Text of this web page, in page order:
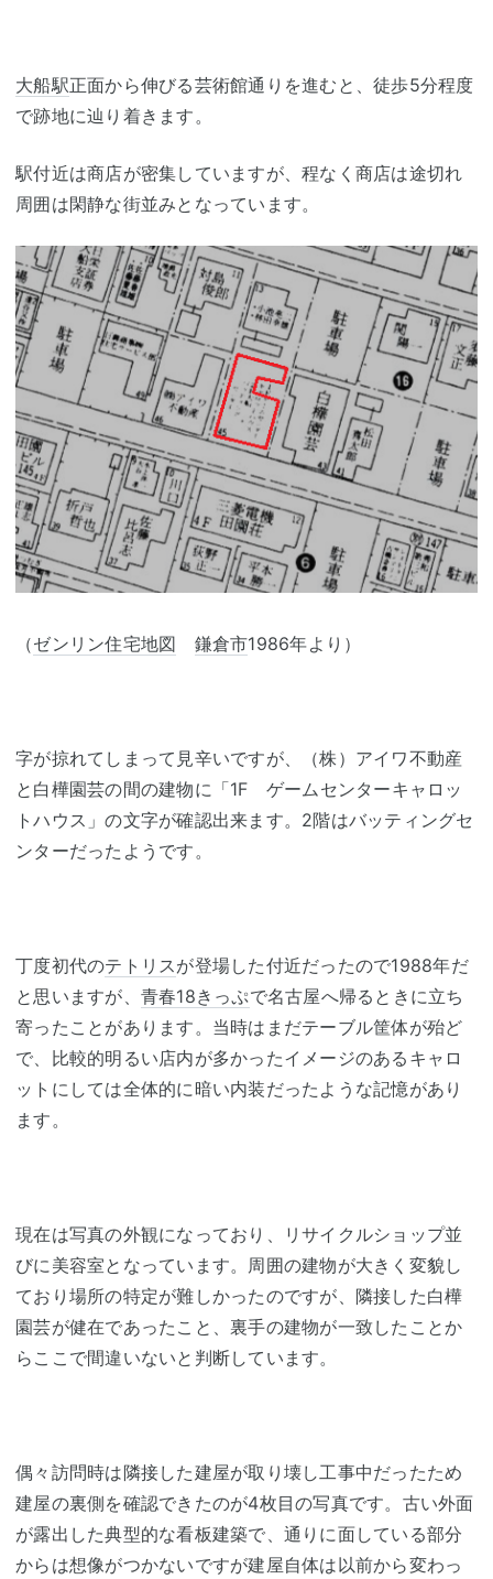
大船駅正面から伸びる芸術館通りを進むと、徒歩5分程度
で跡地に辿り着きます。
駅付近は商店が密集していますが、程なく商店は途切れ
周囲は閑静な街並みとなっています。
（ゼンリン住宅地図 鎌倉市1986年より）
字が掠れてしまって見辛いですが、（株）アイワ不動産
と白樺園芸の間の建物に「1F ゲームセンターキャロッ
トハウス」の文字が確認出来ます。2階はバッティングセ
ンターだったようです。
丁度初代のテトリスが登場した付近だったので1988年だ
と思いますが、 青春18きっぷで名古屋へ帰るときに立ち
寄ったことがあります。当時はまだテーブル筐体が殆ど
で、比較的明るい店内が多かったイメージのあるキャロ
ットにしては全体的に暗い内装だったような記憶があり
ます。
現在は写真の外観になっており、リサイクルショップ並
びに美容室となっています。周囲の建物が大きく変貌し
ており場所の特定が難しかったのですが、隣接した白樺
園芸が健在であったこと、裏手の建物が一致したことか
らここで間違いないと判断しています。
偶々訪問時は隣接した建屋が取り壊し工事中だったため
建屋の裏側を確認できたのが4枚目の写真です。古い外面
が露出した典型的な看板建築で、通りに面している部分
からは想像がつかないですが建屋自体は以前から変わっ